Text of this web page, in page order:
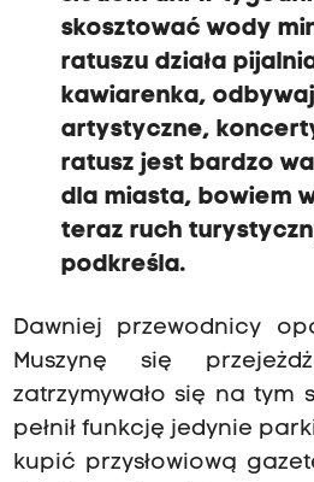
skosztować wody
ratuszu działa
kawiarenka,
artystyczne,
ratusz jest bardzo
dla miasta, bowiem
teraz ruch
podkreśla.
Dawniej przewodnicy
Muszynę się
zatrzymywało się na tym
pełnił funkcję jedynie
kupić przysłowiową